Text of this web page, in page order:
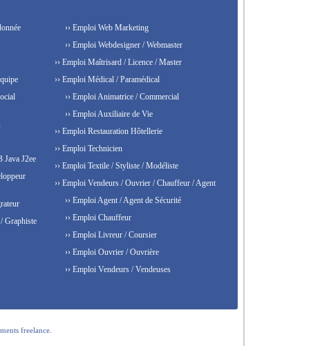
Java J2ee
Graphiste
›› Emploi Web Marketing
›› Emploi Webdesigner / Webmaster
›› Emploi Maîtrisard / Licence / Master
›› Emploi Médical / Paramédical
›› Emploi Animatrice / Commercial
›› Emploi Auxiliaire de Vie
›› Emploi Restauration Hôtellerie
›› Emploi Technicien
›› Emploi Textile / Styliste / Modéliste
›› Emploi Vendeurs / Ouvrier / Chauffeur / Agent
›› Emploi Agent / Agent de Sécurité
›› Emploi Chauffeur
›› Emploi Livreur / Coursier
›› Emploi Ouvrier / Ouvrière
›› Emploi Vendeurs / Vendeuses
freelance.